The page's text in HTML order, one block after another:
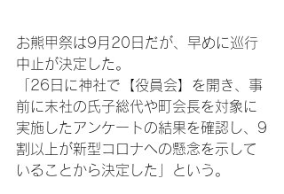
お熊甲祭は9月20日だが、早めに巡行
中止が決定した。
「26日に神社で【役員会】を開き、事
前に末社の氏子総代や町会長を対象に
実施したアンケートの結果を確認し、9
割以上が新型コロナへの懸念を示して
いることから決定した」という。